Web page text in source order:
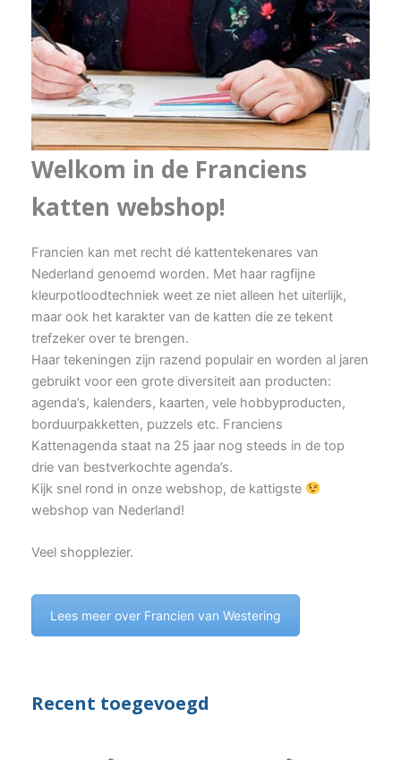
Welkom in de Franciens
katten webshop!
Francien kan met recht dé kattentekenares van
Nederland genoemd worden. Met haar ragfijne
kleurpotloodtechniek weet ze niet alleen het uiterlijk,
maar ook het karakter van de katten die ze tekent
trefzeker over te brengen.
Haar tekeningen zijn razend populair en worden al jaren
gebruikt voor een grote diversiteit aan producten:
agenda’s, kalenders, kaarten, vele hobbyproducten,
borduurpakketten, puzzels etc. Franciens
Kattenagenda staat na 25 jaar nog steeds in de top
drie van bestverkochte agenda’s.
Kijk snel rond in onze webshop, de kattigste
webshop van Nederland!
Veel shopplezier.
Lees meer over Francien van Westering
Recent toegevoegd